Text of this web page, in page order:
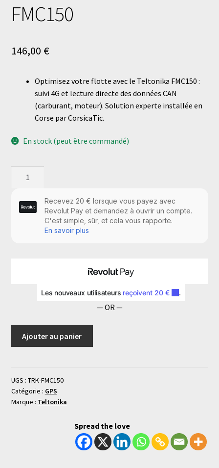
FMC150
146,00 €
Optimisez votre flotte avec le Teltonika FMC150 :
suivi 4G et lecture directe des données CAN
(carburant, moteur). Solution experte installée en
Corse par CorsicaTic.
En stock (peut être commandé)
— OR —
Ajouter au panier
UGS : TRK-FMC150
Catégorie : GPS
Marque : Teltonika
Spread the love